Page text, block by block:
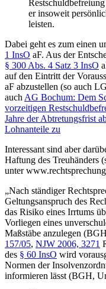
er insoweit
leisten.
Dabei geht es zum einen
1 InsO aF. Aus der
§ 300 Abs. 4 Satz 3 InsO
auf den Eintritt der
aF abzustellen (so auch
auch AG Bochum: Dem
vorzeitigen
Jahre der Abtretungsfrist
Lohnanteile zu
Interessant sind aber
Haftung des Treuhänders
unter
„Nach ständiger
Geltungsanspruch des
das Risiko eines Irrtums
Vorliegen eines
Maßstäbe anzulegen
157/05, NJW 2006, 3271
des § 60 InsO wird
Normen der
informieren lässt (BGH,